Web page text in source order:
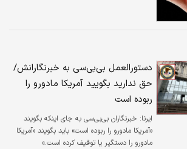
دستورالعمل بی‌بی‌سی به خبرنگارانش/
حق ندارید بگویید آمریکا مادورو را
ربوده است
ایرنا: ​خبرنگاران بی‌بی‌سی به جای اینکه بگویند
«آمریکا مادورو را ربوده است» باید بگویند «آمریکا
مادورو را دستگیر یا توقیف کرده است.»